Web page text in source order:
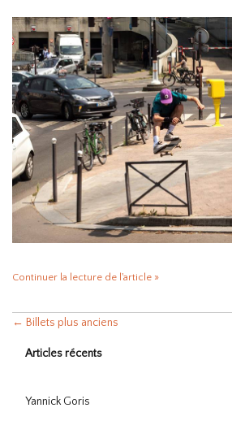
Continuer la lecture de l'article »
← Billets plus anciens
Articles récents
Yannick Goris